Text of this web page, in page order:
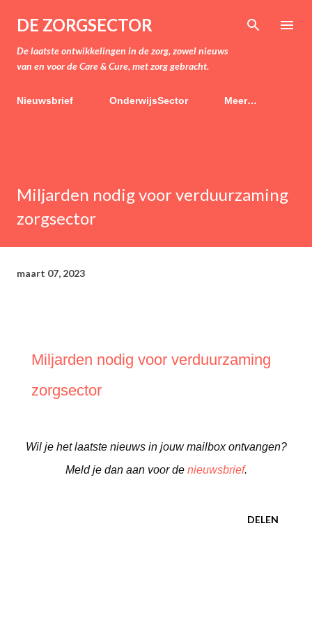
Doorgaan naar hoofdcontent
DE ZORGSECTOR
De laatste ontwikkelingen in de zorg, zowel nieuws
van en voor de Care & Cure, met zorg gebracht.
Nieuwsbrief OnderwijsSector Meer…
Miljarden nodig voor verduurzaming
zorgsector
maart 07, 2023
Miljarden nodig voor verduurzaming
zorgsector
Wil je het laatste nieuws in jouw mailbox ontvangen?
Meld je dan aan voor de nieuwsbrief.
DELEN